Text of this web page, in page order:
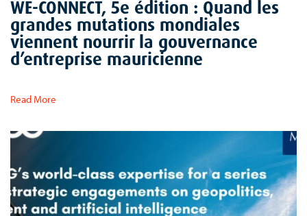
WE-CONNECT, 5e édition : Quand les
grandes mutations mondiales
viennent nourrir la gouvernance
d’entreprise mauricienne
Read More